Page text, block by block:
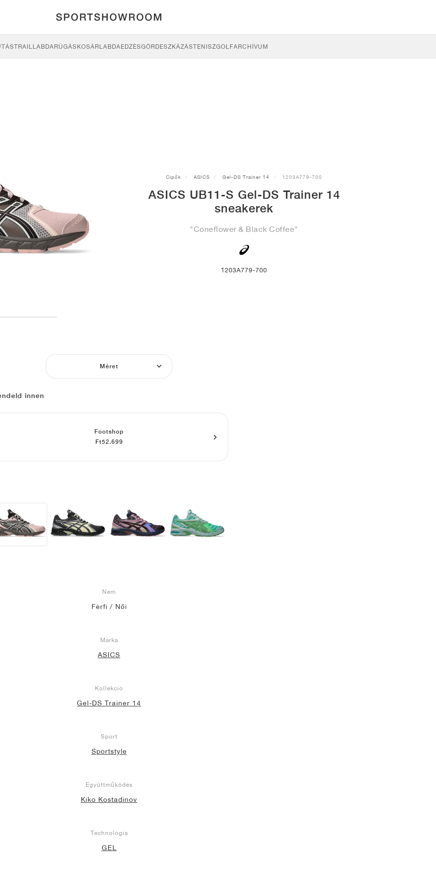
TRAILLABDARÚGÁSKOSÁRLABDAEDZÉSGÖRDESZKÁZÁSTENISZGOLFARCHÍVUM
Cipők ASICS Gel-DS Trainer 14 1203A779-700
ASICS UB11-S Gel-DS Trainer 14
sneakerek
"Coneflower & Black Coffee"
1203A779-700
Méret
innen
Footshop
Ft52.699
Nem
Férfi / Női
Márka
ASICS
Kollekció
Gel-DS Trainer 14
Sport
Sportstyle
Együttműködés
Kiko Kostadinov
Technológia
GEL